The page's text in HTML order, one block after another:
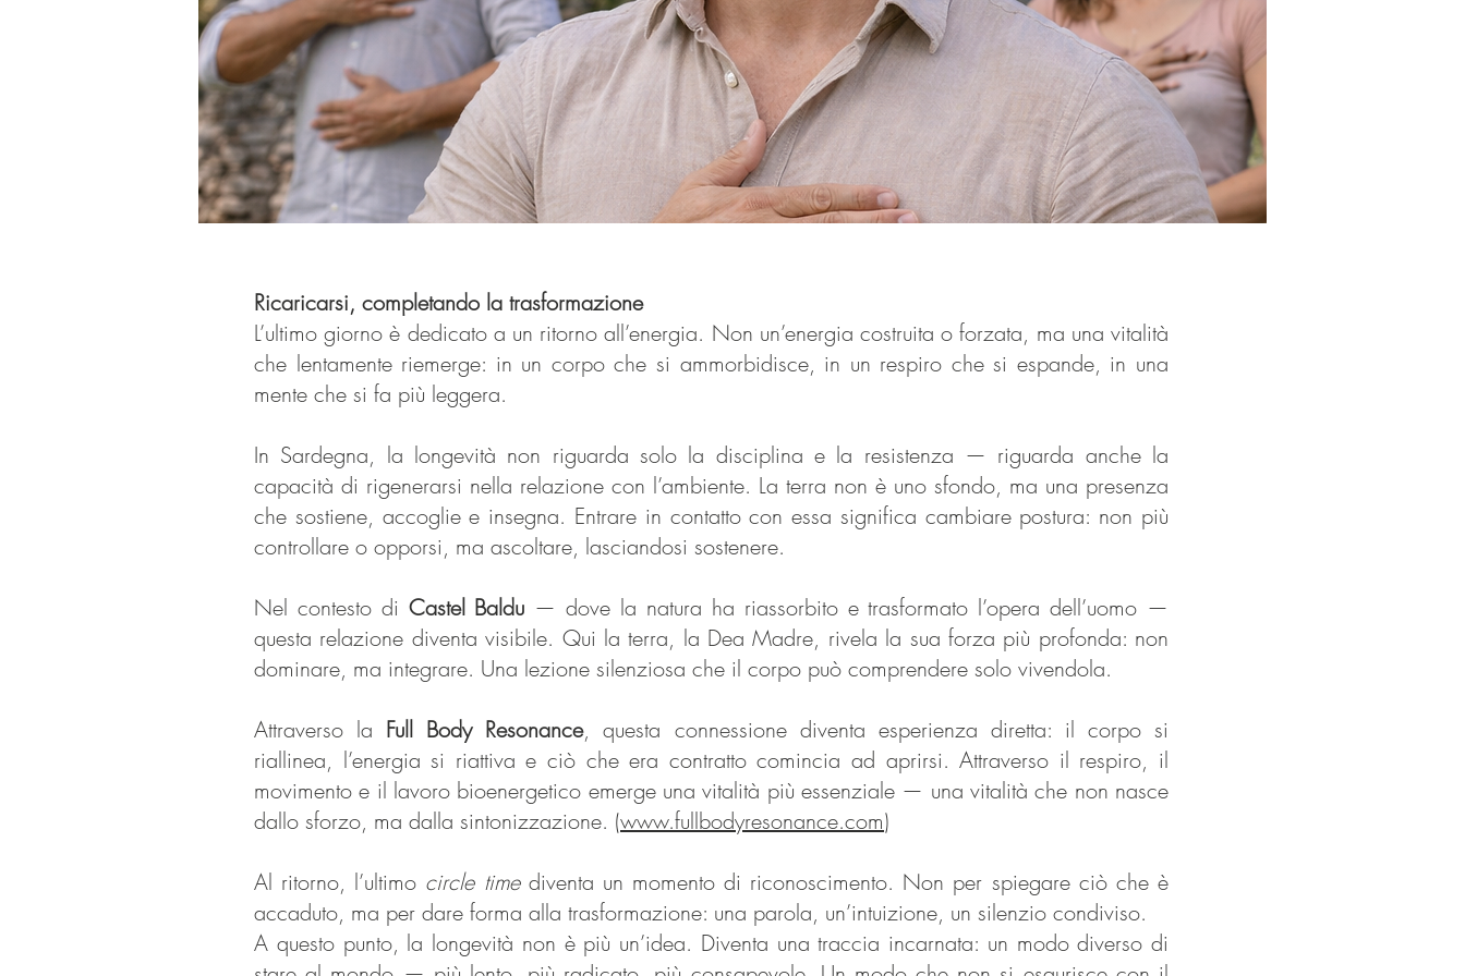
Ricaricarsi, completando la trasformazione
L’ultimo giorno è dedicato a un ritorno all’energia. Non un’energia costruita o forzata, ma una vitalità
che lentamente riemerge: in un corpo che si ammorbidisce, in un respiro che si espande, in una
mente che si fa più leggera.
In Sardegna, la longevità non riguarda solo la disciplina e la resistenza — riguarda anche la
capacità di rigenerarsi nella relazione con l’ambiente. La terra non è uno sfondo, ma una presenza
che sostiene, accoglie e insegna. Entrare in contatto con essa significa cambiare postura: non più
controllare o opporsi, ma ascoltare, lasciandosi sostenere.
Nel contesto di Castel Baldu — dove la natura ha riassorbito e trasformato l’opera dell’uomo —
questa relazione diventa visibile. Qui la terra, la Dea Madre, rivela la sua forza più profonda: non
dominare, ma integrare. Una lezione silenziosa che il corpo può comprendere solo vivendola.
Attraverso la Full Body Resonance, questa connessione diventa esperienza diretta: il corpo si
riallinea, l’energia si riattiva e ciò che era contratto comincia ad aprirsi. Attraverso il respiro, il
movimento e il lavoro bioenergetico emerge una vitalità più essenziale — una vitalità che non nasce
dallo sforzo, ma dalla sintonizzazione. (www.fullbodyresonance.com)
Al ritorno, l’ultimo circle timediventa un momento di riconoscimento. Non per spiegare ciò che è
accaduto, ma per dare forma alla trasformazione: una parola, un’intuizione, un silenzio condiviso.
A questo punto, la longevità non è più un’idea. Diventa una traccia incarnata: un modo diverso di